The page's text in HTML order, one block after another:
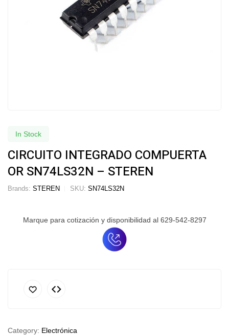
In Stock
CIRCUITO INTEGRADO COMPUERTA
OR SN74LS32N – STEREN
Brands: STEREN SKU: SN74LS32N
Marque para cotización y disponibilidad al 629-542-8297
Category: Electrónica